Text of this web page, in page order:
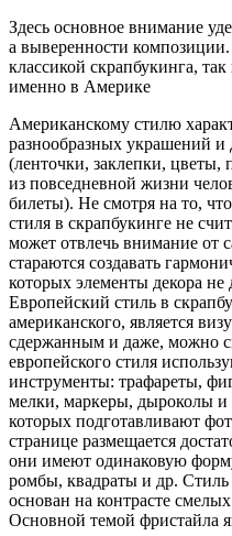
Здесь основное внимание
а выверенности
классикой скрапбукинга,
именно в Америке
Американскому стилю
разнообразных украшений и
(ленточки, заклепки, цветы,
из повседневной жизни
билеты). Не смотря на то,
стиля в скрапбукинге не
может отвлечь внимание от
стараются создавать
которых элементы декора
Европейский стиль в
американского, является
сдержанным и даже, можно
европейского стиля
инструменты: трафареты,
мелки, маркеры, дыроколы
которых подготавливают
странице размещается
они имеют одинаковую
ромбы, квадраты и др.
основан на контрасте
Основной темой фристайла